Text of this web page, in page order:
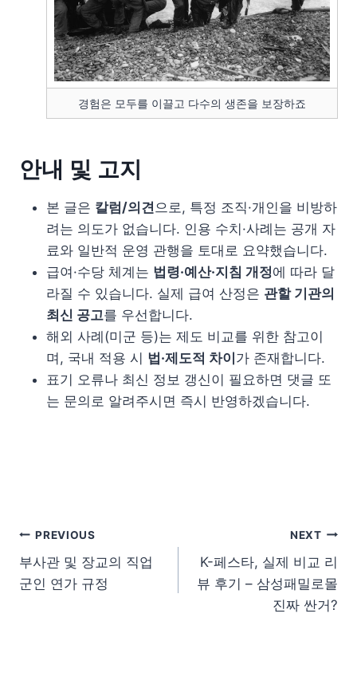
경험은 모두를 이끌고 다수의 생존을 보장하죠
안내 및 고지
본 글은 칼럼/의견으로, 특정 조직·개인을 비방하
려는 의도가 없습니다. 인용 수치·사례는 공개 자
료와 일반적 운영 관행을 토대로 요약했습니다.
급여·수당 체계는 법령·예산·지침 개정에 따라 달
라질 수 있습니다. 실제 급여 산정은 관할 기관의
최신 공고를 우선합니다.
해외 사례(미군 등)는 제도 비교를 위한 참고이
며, 국내 적용 시 법·제도적 차이 가 존재합니다.
표기 오류나 최신 정보 갱신이 필요하면 댓글 또
는 문의로 알려주시면 즉시 반영하겠습니다.
글 탐색
PREVIOUS
부사관 및 장교의 직업
군인 연가 규정
NEXT
K-페스타, 실제 비교 리
뷰 후기 – 삼성패밀로몰
진짜 싼거?